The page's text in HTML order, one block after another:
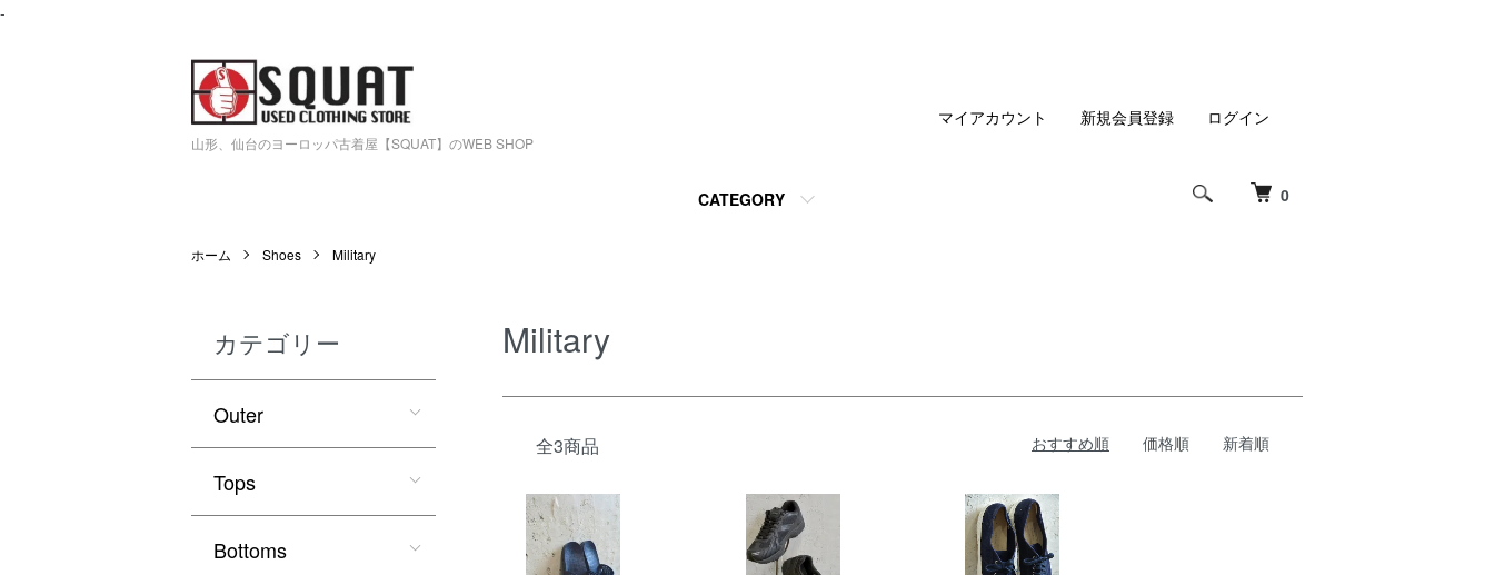
-
山形、仙台のヨーロッパ古着屋【SQUAT】のWEB SHOP
0
CATEGORY
マイアカウント 新規会員登録 ログイン
ホーム Shoes Military
Military
全3商品 おすすめ順 価格順 新着順
カテゴリー
Outer
Tops
Bottoms